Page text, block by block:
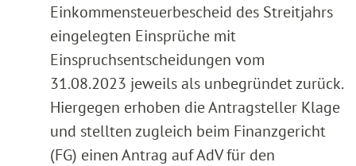
Einkommensteuerbescheid des Streitjahrs
eingelegten Einsprüche mit
Einspruchsentscheidungen vom
31.08.2023 jeweils als unbegründet zurück.
Hiergegen erhoben die Antragsteller Klage
und stellten zugleich beim Finanzgericht
(FG) einen Antrag auf AdV für den